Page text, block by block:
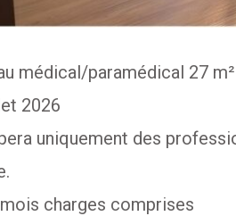
médical/paramédical 27
2026
uniquement des
charges comprises